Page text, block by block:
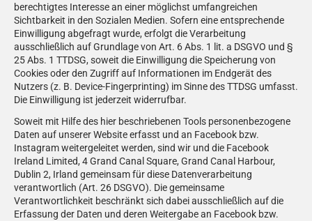
berechtigtes Interesse an einer möglichst umfangreichen
Sichtbarkeit in den Sozialen Medien. Sofern eine entsprechende
Einwilligung abgefragt wurde, erfolgt die Verarbeitung
ausschließlich auf Grundlage von Art. 6 Abs. 1 lit. a DSGVO und §
25 Abs. 1 TTDSG, soweit die Einwilligung die Speicherung von
Cookies oder den Zugriff auf Informationen im Endgerät des
Nutzers (z. B. Device-Fingerprinting) im Sinne des TTDSG umfasst.
Die Einwilligung ist jederzeit widerrufbar.
Soweit mit Hilfe des hier beschriebenen Tools personenbezogene
Daten auf unserer Website erfasst und an Facebook bzw.
Instagram weitergeleitet werden, sind wir und die Facebook
Ireland Limited, 4 Grand Canal Square, Grand Canal Harbour,
Dublin 2, Irland gemeinsam für diese Datenverarbeitung
verantwortlich (Art. 26 DSGVO). Die gemeinsame
Verantwortlichkeit beschränkt sich dabei ausschließlich auf die
Erfassung der Daten und deren Weitergabe an Facebook bzw.